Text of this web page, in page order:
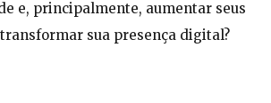
e, principalmente, aumentar seus
sua presença digital?